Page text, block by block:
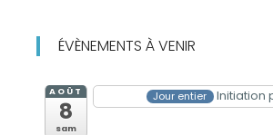
ÉVÈNEMENTS À VENIR
AOÛT
8
sam
Jour entier Initiation